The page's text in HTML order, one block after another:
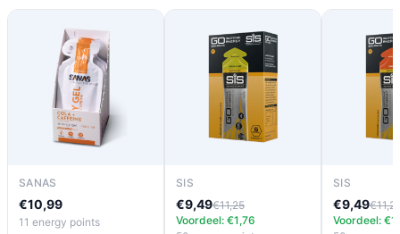
SANAS
€10,99
11 energy points
SIS
€9,49€11,25
Voordeel: €1,76
SIS
€9,49
Voordeel: